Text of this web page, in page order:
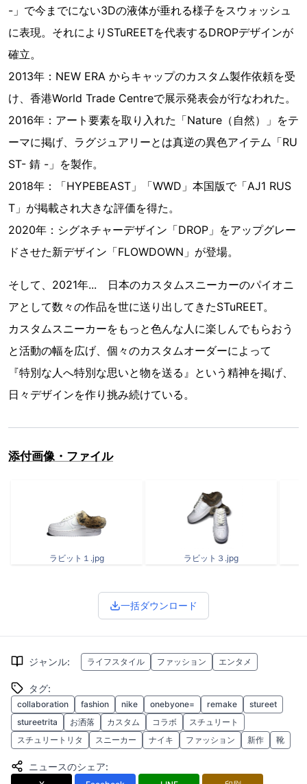
-」で今までにない3Dの液体が垂れる様子をスウォッシュ
に表現。それによりSTuREETを代表するDROPデザインが
確立。
2013年：NEW ERA からキャップのカスタム製作依頼を受
け、香港World Trade Centreで展示発表会が行なわれた。
2016年：アート要素を取り入れた「Nature（自然）」をテ
ーマに掲げ、ラグジュアリーとは真逆の異色アイテム「RU
ST- 錆 -」を製作。
2018年：「HYPEBEAST」「WWD」本国版で「AJ1 RUS
T」が掲載され大きな評価を得た。
2020年：シグネチャーデザイン「DROP」をアップグレー
ドさせた新デザイン「FLOWDOWN」が登場。
そして、2021年... 日本のカスタムスニーカーのパイオニ
アとして数々の作品を世に送り出してきたSTuREET。
カスタムスニーカーをもっと色んな人に楽しんでもらおう
と活動の幅を広げ、個々のカスタムオーダーによって
『特別な人へ特別な思いと物を送る』という精神を掲げ、
日々デザインを作り挑み続けている。
添付画像・ファイル
ラビット１.jpg ラビット３.jpg
一括ダウンロード
ジャンル: ライフスタイル ファッション エンタメ
タグ:
collaboration fashion nike onebyone= remake
stureet
stureetrita
お洒落 カスタム コラボ
スチュリート
スチュリートリタ
スニーカー ナイキ ファッション 新作 靴
ニュースのシェア: